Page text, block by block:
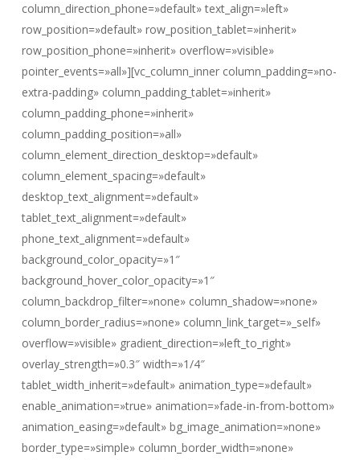
column_direction_phone=»default» text_align=»left»
row_position=»default» row_position_tablet=»inherit»
row_position_phone=»inherit» overflow=»visible»
pointer_events=»all»][vc_column_inner column_padding=»no-
extra-padding» column_padding_tablet=»inherit»
column_padding_phone=»inherit»
column_padding_position=»all»
column_element_direction_desktop=»default»
column_element_spacing=»default»
desktop_text_alignment=»default»
tablet_text_alignment=»default»
phone_text_alignment=»default»
background_color_opacity=»1″
background_hover_color_opacity=»1″
column_backdrop_filter=»none» column_shadow=»none»
column_border_radius=»none» column_link_target=»_self»
overflow=»visible» gradient_direction=»left_to_right»
overlay_strength=»0.3″ width=»1/4″
tablet_width_inherit=»default» animation_type=»default»
enable_animation=»true» animation=»fade-in-from-bottom»
animation_easing=»default» bg_image_animation=»none»
border_type=»simple» column_border_width=»none»